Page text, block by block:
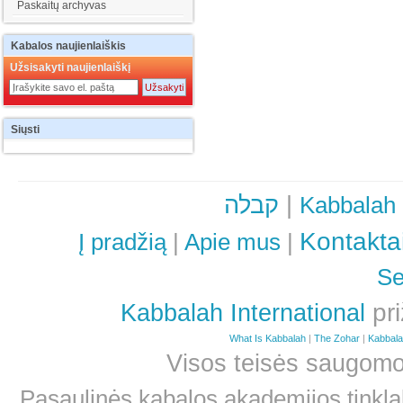
Paskaitų archyvas
Kabalos naujienlaiškis
Užsisakyti naujienlaiškį
Siųsti
קבלה Kabbalah
Į pradžią| Apie mus
Kabbalah International
What Is Kabbalah |The Zohar
Visos teisės